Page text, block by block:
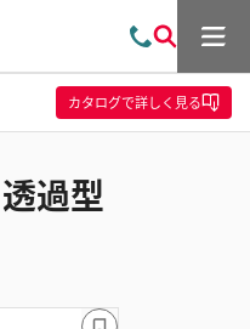
問
い
合
わ
索
メ
ュ
ー
カタログで詳しく見る
過型
ブ